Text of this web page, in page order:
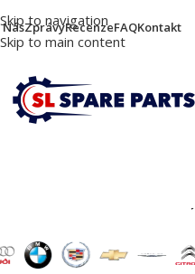
Skip to navigation
Skip to main content
NásZprávyRecenzeFAQKontakt